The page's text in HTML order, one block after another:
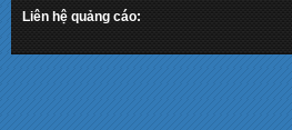
Liên hệ quảng cáo: